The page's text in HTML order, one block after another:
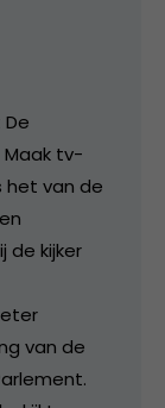
tv-
het van de
de kijker
van de